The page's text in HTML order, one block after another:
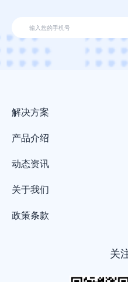
解决方案
产品介绍
动态资讯
关于我们
政策条款
关